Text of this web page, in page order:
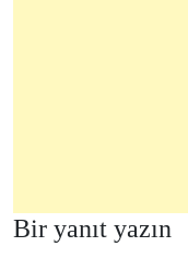
Bir yanıt yazın